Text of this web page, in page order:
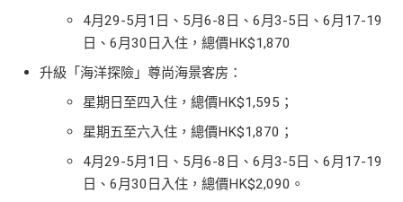
4月29-5月1日、5月6-8日、6月3-5日、6月17-19
日、6月30日入住，總價HK$1,870
升級「海洋探險」尊尚海景客房：
星期日至四入住， 總價HK$1,595；
星期五至六入住，總價HK$1,870；
4月29-5月1日、5月6-8日、6月3-5日、6月17-19
日、6月30日入住，總價HK$2,090。